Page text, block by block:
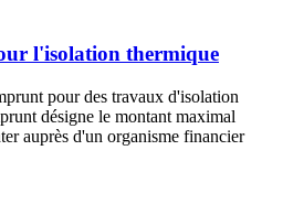
l'isolation thermique
pour des travaux d'isolation
désigne le montant maximal
auprès d'un organisme financier